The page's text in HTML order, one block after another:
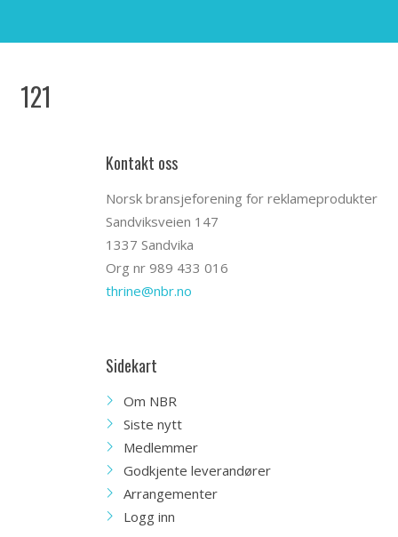
121
Kontakt oss
Norsk bransjeforening for reklameprodukter
Sandviksveien 147
1337 Sandvika
Org nr 989 433 016
thrine@nbr.no
Sidekart
Om NBR
Siste nytt
Medlemmer
Godkjente leverandører
Arrangementer
Logg inn